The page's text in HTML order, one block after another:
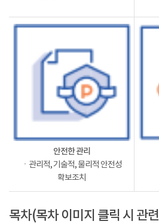
안전한 관리
ㆍ관리적, 기술적, 물리적 안전성
확보조치
목차(목차 이미지 클릭 시 관